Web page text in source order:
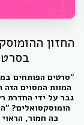
החזון
״סרטים הפותחים
המוות המסוים
גבר על ידי החדרת
הומוסקסואלים?
כה חמור,